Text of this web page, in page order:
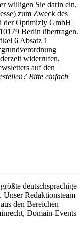
willigen Sie darin ein,
zum Zweck des
der Optimizly GmbH
Berlin übertragen.
6 Absatz 1
widerrufen,
auf den
Bitte einfach
deutschsprachige
Unser Redaktionsteam
den Bereichen
Domain-Events